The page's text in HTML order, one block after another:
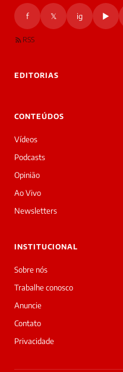
f 𝕏 ig ▶
RSS
EDITORIAS
CONTEÚDOS
Vídeos
Podcasts
Opinião
Ao Vivo
Newsletters
INSTITUCIONAL
Sobre nós
Trabalhe conosco
Anuncie
Contato
Privacidade